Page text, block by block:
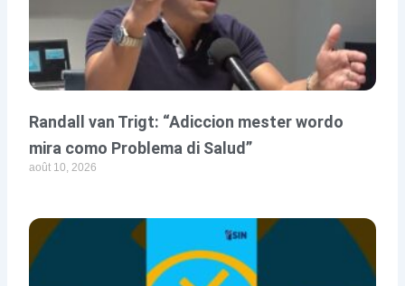
Randall van Trigt: “Adiccion mester wordo
mira como Problema di Salud”
août 10, 2026